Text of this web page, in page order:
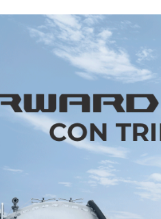
algunas reacciones a
habla de experimentos
prensa habitual de
justificación ética
ética ni científica y
Steffen Seibert.
con las
experimentos con